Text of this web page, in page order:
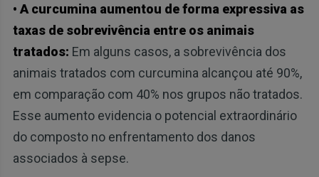
• A curcumina aumentou de forma expressiva as
taxas de sobrevivência entre os animais
tratados: Em alguns casos, a sobrevivência dos
animais tratados com curcumina alcançou até 90%,
em comparação com 40% nos grupos não tratados.
Esse aumento evidencia o potencial extraordinário
do composto no enfrentamento dos danos
associados à sepse.